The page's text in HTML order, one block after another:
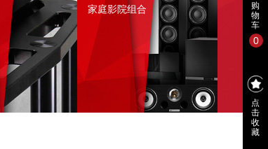
家庭影院组合
购
物
车
0
点
击
收
藏